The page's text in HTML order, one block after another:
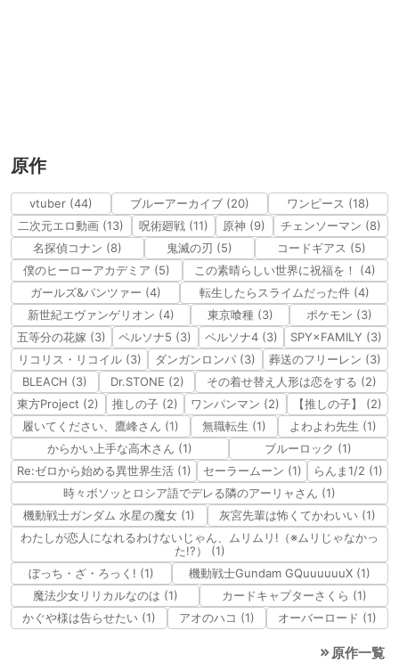
原作
vtuber (44) ブルーアーカイブ (20)
ワンピース (18)
二次元エロ動画 (13)
呪術廻戦 (11) 原神 (9)
チェンソーマン (8)
名探偵コナン (8)
鬼滅の刃 (5)
コードギアス (5)
僕のヒーローアカデミア (5)
この素晴らしい世界に祝福を！ (4)
ガールズ&パンツァー (4)
転生したらスライムだった件 (4)
新世紀エヴァンゲリオン (4)
東京喰種 (3)
ポケモン (3)
五等分の花嫁 (3)
ペルソナ5 (3) ペルソナ4 (3)
SPY×FAMILY (3)
リコリス・リコイル (3)
ダンガンロンパ (3)
葬送のフリーレン (3)
BLEACH (3)
Dr.STONE (2)
その着せ替え人形は恋をする (2)
東方Project (2)
推しの子 (2) ワンパンマン (2)
【推しの子】 (2)
履いてください、鷹峰さん (1)
無職転生 (1)
よわよわ先生 (1)
からかい上手な高木さん (1)
ブルーロック (1)
Re:ゼロから始める異世界生活 (1)
セーラームーン (1)
らんま1/2 (1)
時々ボソッとロシア語でデレる隣のアーリャさん (1)
機動戦士ガンダム 水星の魔女 (1)
灰宮先輩は怖くてかわいい (1)
わたしが恋人になれるわけないじゃん、ムリムリ!（※ムリじゃなかっ
た!?） (1)
ぼっち・ざ・ろっく! (1)
機動戦士Gundam GQuuuuuuX (1)
魔法少女リリカルなのは (1)
カードキャプターさくら (1)
かぐや様は告らせたい (1)
アオのハコ (1) オーバーロード (1)
原作一覧